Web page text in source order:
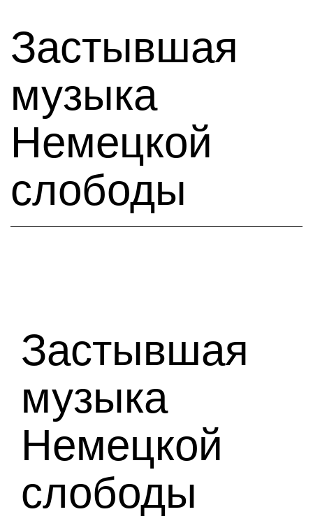
Застывшая
музыка
Немецкой
слободы
Застывшая
музыка
Немецкой
слободы